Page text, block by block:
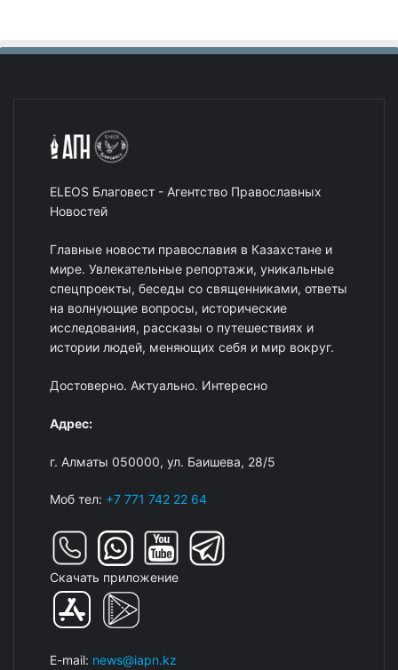
ELEOS Благовест - Агентство Православных
Новостей
Главные новости православия в Казахстане и
мире. Увлекательные репортажи, уникальные
спецпроекты, беседы со священниками, ответы
на волнующие вопросы, исторические
исследования, рассказы о путешествиях и
истории людей, меняющих себя и мир вокруг.
Достоверно. Актуально. Интересно
Адрес:
г. Алматы 050000, ул. Баишева, 28/5
Моб тел: +7 771 742 22 64
Скачать приложение
E-mail: news@iapn.kz